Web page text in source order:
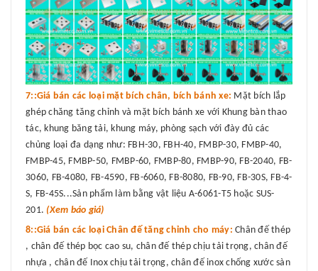
7::Giá bán các loại mặt bích chân, bích bánh xe: Mặt bích lắp
ghép chăng tăng chỉnh và mặt bích bánh xe với Khung bàn thao
tác, khung băng tải, khung máy, phòng sạch với đày đủ các
chủng loại đa dạng như: FBH-30, FBH-40, FMBP-30, FMBP-40,
FMBP-45, FMBP-50, FMBP-60, FMBP-80, FMBP-90, FB-2040, FB-
3060, FB-4080, FB-4590, FB-6060, FB-8080, FB-90, FB-30S, FB-4-
S, FB-45S...Sản phẩm làm bằng vật liệu A-6061-T5 hoặc SUS-
201. (Xem báo giá)
8::Giá bán các loại Chân đế tăng chỉnh cho máy: Chân đế thép
, chân đế thép bọc cao su, chân đế thép chịu tải trọng, chân đế
nhựa , chân đế Inox chịu tải trọng, chân đế inox chống xước sàn